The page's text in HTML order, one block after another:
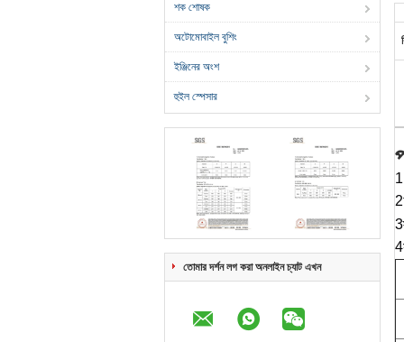
শক শোষক
অটোমোবাইল বুশিং
ইঞ্জিনের অংশ
হুইল স্পেসার
তোমার দর্শন লগ করা অনলাইন চ্যাট এখন